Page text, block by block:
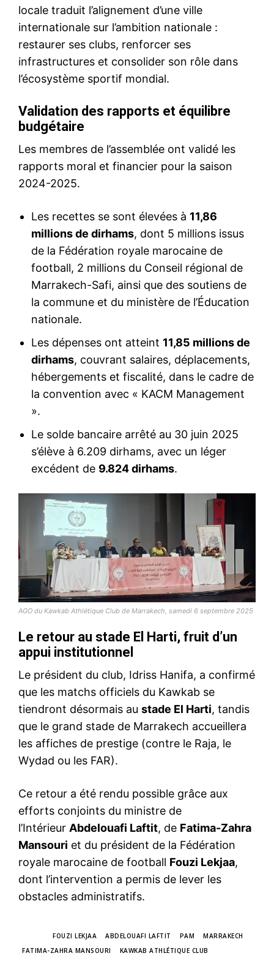
locale traduit l’alignement d’une ville
internationale sur l’ambition nationale :
restaurer ses clubs, renforcer ses
infrastructures et consolider son rôle dans
l’écosystème sportif mondial.
Validation des rapports et équilibre
budgétaire
Les membres de l’assemblée ont validé les
rapports moral et financier pour la saison
2024-2025.
Les recettes se sont élevées à 11,86
millions de dirhams, dont 5 millions issus
de la Fédération royale marocaine de
football, 2 millions du Conseil régional de
Marrakech-Safi, ainsi que des soutiens de
la commune et du ministère de l’Éducation
nationale.
Les dépenses ont atteint 11,85 millions de
dirhams, couvrant salaires, déplacements,
hébergements et fiscalité, dans le cadre de
la convention avec « KACM Management
».
Le solde bancaire arrêté au 30 juin 2025
s’élève à 6.209 dirhams, avec un léger
excédent de 9.824 dirhams.
AGO du Kawkab Athlétique Club de Marrakech, samedi 6 septembre 2025
Le retour au stade El Harti, fruit d’un
appui institutionnel
Le président du club, Idriss Hanifa, a confirmé
que les matchs officiels du Kawkab se
tiendront désormais au stade El Harti, tandis
que le grand stade de Marrakech accueillera
les affiches de prestige (contre le Raja, le
Wydad ou les FAR).
Ce retour a été rendu possible grâce aux
efforts conjoints du ministre de
l’Intérieur Abdelouafi Laftit, de Fatima-Zahra
Mansouri et du président de la Fédération
royale marocaine de football Fouzi Lekjaa,
dont l’intervention a permis de lever les
obstacles administratifs.
FOUZI LEKJAA ABDELOUAFI LAFTIT PAM
MARRAKECH
FATIMA-ZAHRA MANSOURI
KAWKAB ATHLÉTIQUE CLUB